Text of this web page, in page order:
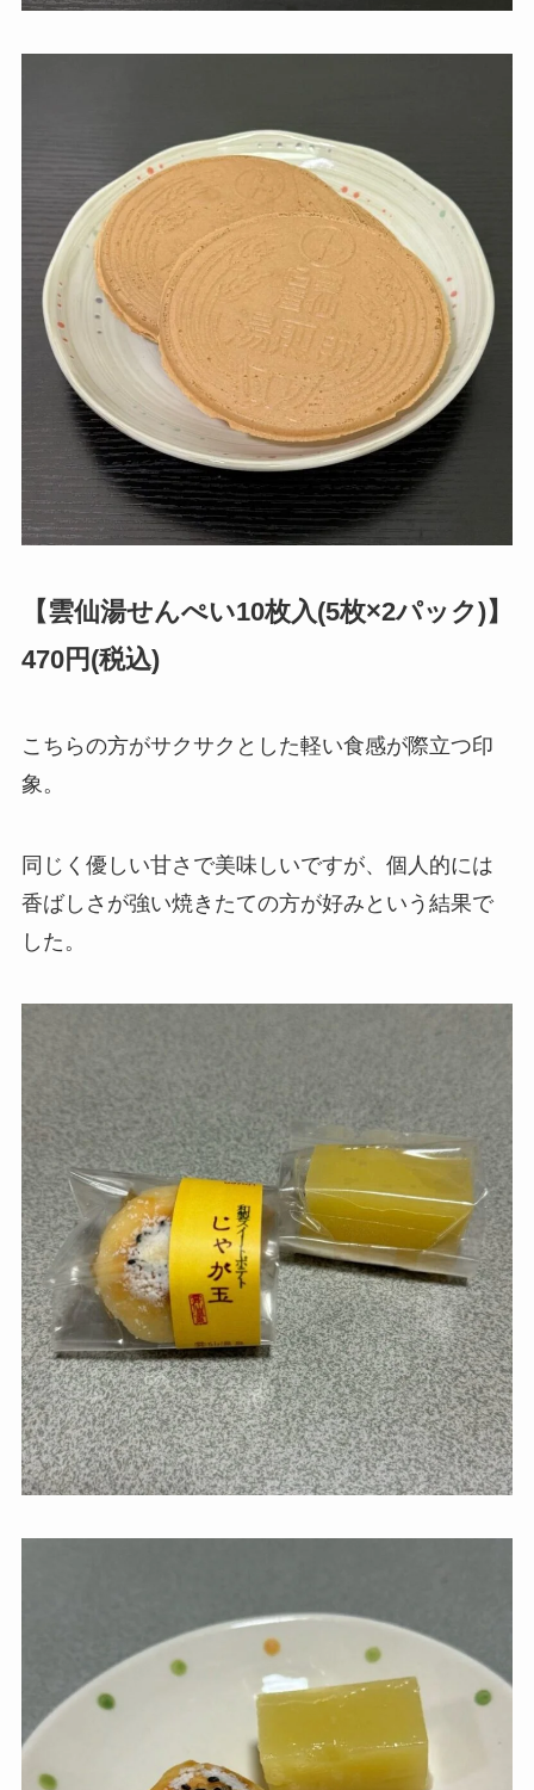
【雲仙湯せんぺい10枚入(5枚×2パック)】
470円(税込)
こちらの方がサクサクとした軽い食感が際立つ印
象。
同じく優しい甘さで美味しいですが、個人的には
香ばしさが強い焼きたての方が好みという結果で
した。